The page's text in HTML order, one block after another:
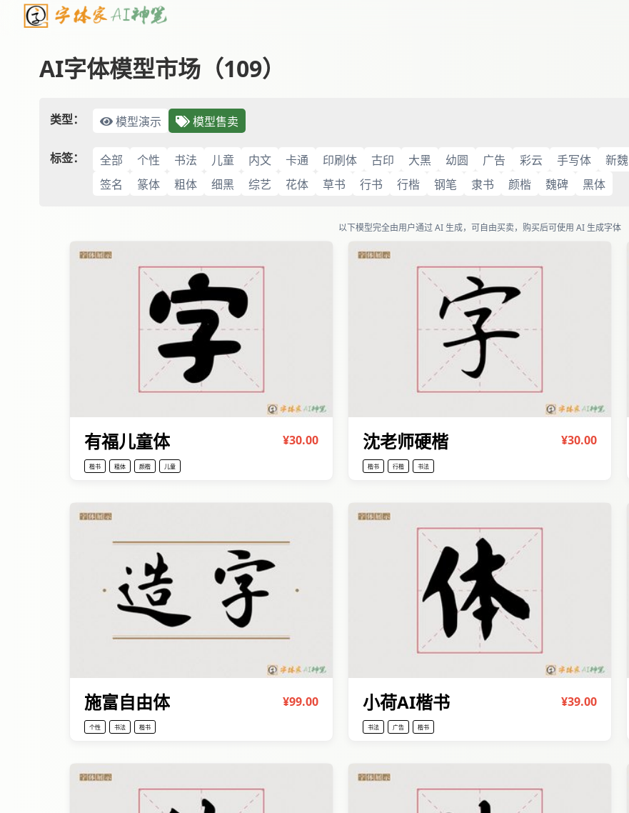
AI字体模型市场（109）
类型： 模型演示 模型售卖
标签： 全部 个性 书法 儿童 内文 卡通 印刷体 古印 大黑 幼圆 广告 彩云 手写体 新魏
签名
篆体 粗体 细黑 综艺 花体 草书 行书 行楷 钢笔 隶书 颜楷 魏碑 黑体
以下模型完全由用户通过 AI 生成，可自由买卖，购买后可使用 AI 生成字体
有福儿童体 ¥30.00
楷书 粗体 颜楷 儿童
沈老师硬楷 ¥30.00
楷书 行楷 书法
施富自由体 ¥99.00
个性 书法 楷书
小荷AI楷书 ¥39.00
书法 广告 楷书